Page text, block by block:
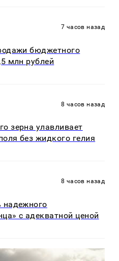
7 часов назад
бюджетного
млн рублей
8 часов назад
зерна улавливает
без жидкого гелия
8 часов назад
надежного
с адекватной ценой